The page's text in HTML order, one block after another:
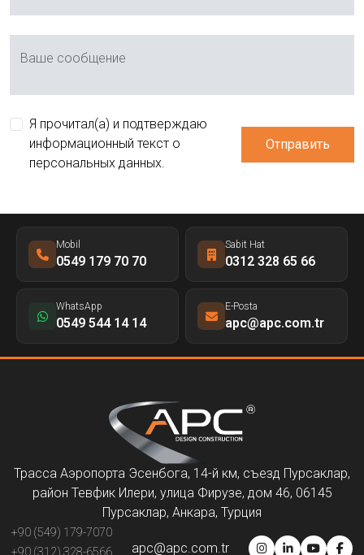
Ваше сообщение
Я прочитал(а) и подтверждаю
информационный текст о
персональных данных.
Отправить
Mobil
0549 179 70 70
Sabit Hat
0312 328 65 66
WhatsApp
0549 544 14 14
E-Posta
apc@apc.com.tr
Трасса Аэропорта Эсенбога, 14-й км, съезд Пурсаклар,
район Тевфик Илери, улица Фирузе, дом 46, 06145
Пурсаклар, Анкара, Турция
+90 (549) 179-7070
apc@apc.com.tr